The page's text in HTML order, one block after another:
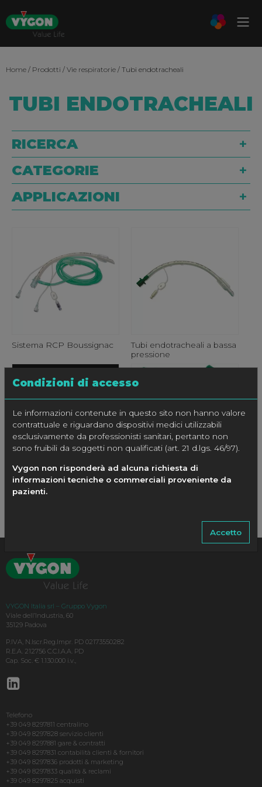
Condizioni di accesso
Le informazioni contenute in questo sito non hanno valore
contrattuale e riguardano dispositivi medici utilizzabili
esclusivamente da professionisti sanitari, pertanto non
sono fruibili da soggetti non qualificati (art. 21 d.lgs. 46/97).
Vygon non risponderà ad alcuna richiesta di
informazioni tecniche o commerciali proveniente da
pazienti.
Accetto
Home / Prodotti / Vie respiratorie / Tubi endotracheali
TUBI ENDOTRACHEALI
Sistema RCP Boussignac
Tubi endotracheali a bassa
pressione
Tubo endotracheale
Tubo endotracheale con
RICERCA
CATEGORIE
APPLICAZIONI
VYGON Italia srl – Gruppo Vygon
Viale dell’Industria, 60
35129 Padova
P.IVA, N.Iscr.Reg.Impr. PD 02173550282
R.E.A. 212756 C.C.I.A.A. PD
Cap. Soc. € 1.130.000 i.v.,
Telefono
+39 049 8297811 centralino
+39 049 8297828 servizio clienti
+39 049 8297881 gare & contratti
+39 049 8297831 contabilità clienti & fornitori
+39 049 8297836 prodotti & marketing
+39 049 8297833 qualità & reclami
+39 049 8297825 acquisti